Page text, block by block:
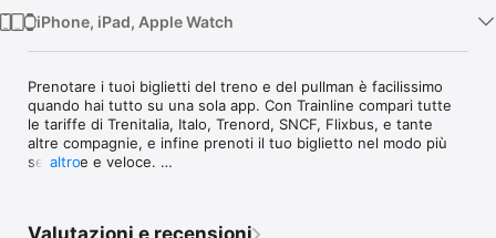
iPhone, iPad, Apple Watch
Prenotare i tuoi biglietti del treno e del pullman è facilissimo
quando hai tutto su una sola app. Con Trainline compari tutte
le tariffe di Trenitalia, Italo, Trenord, SNCF, Flixbus, e tante
altre compagnie, e infine prenoti il tuo biglietto nel modo più
semplice e veloce.
altro
Valutazioni e recensioni